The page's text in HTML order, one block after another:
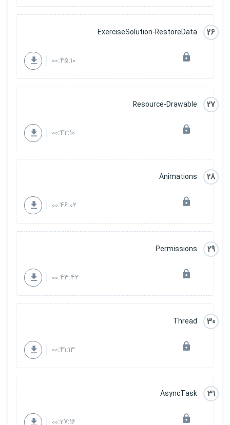
26
ExerciseSolution-RestoreData
00:45:10
27
Resource-Drawable
00:42:10
28
Animations
00:46:02
29
Permissions
00:43:42
30
Thread
00:41:13
31
AsyncTask
00:27:16